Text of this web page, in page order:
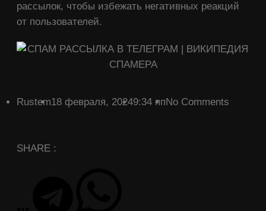
рассылок, чтобы избежать негативных реакций
от пользователей.
Rustem18 февраля, 20249:34 ппNo Comments
SHARE :